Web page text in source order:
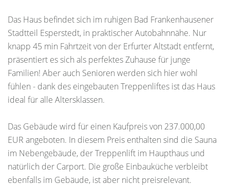
Das Haus befindet sich im ruhigen Bad Frankenhausener
Stadtteil Esperstedt, in praktischer Autobahnnähe. Nur
knapp 45 min Fahrtzeit von der Erfurter Altstadt entfernt,
präsentiert es sich als perfektes Zuhause für junge
Familien! Aber auch Senioren werden sich hier wohl
fühlen - dank des eingebauten Treppenliftes ist das Haus
ideal für alle Altersklassen.
Das Gebäude wird für einen Kaufpreis von 237.000,00
EUR angeboten. In diesem Preis enthalten sind die Sauna
im Nebengebäude, der Treppenlift im Haupthaus und
natürlich der Carport. Die große Einbauküche verbleibt
ebenfalls im Gebäude, ist aber nicht preisrelevant.